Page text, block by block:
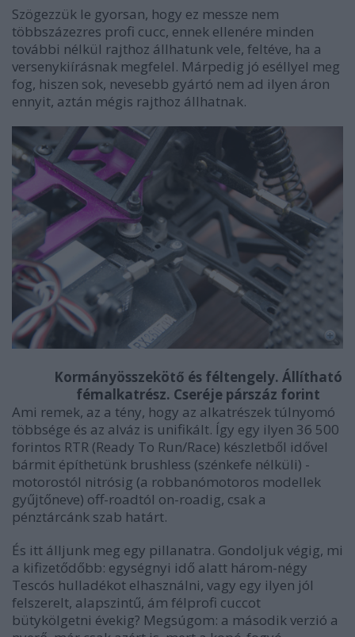
Szögezzük le gyorsan, hogy ez messze nem
többszázezres profi cucc, ennek ellenére minden
további nélkül rajthoz állhatunk vele, feltéve, ha a
versenykiírásnak megfelel. Márpedig jó eséllyel meg
fog, hiszen sok, nevesebb gyártó nem ad ilyen áron
ennyit, aztán mégis rajthoz állhatnak.
Kormányösszekötő és féltengely. Állítható
fémalkatrész. Cseréje párszáz forint
Ami remek, az a tény, hogy az alkatrészek túlnyomó
többsége és az alváz is unifikált. Így egy ilyen 36 500
forintos RTR (Ready To Run/Race) készletből idővel
bármit építhetünk brushless (szénkefe nélküli) -
motorostól nitrósig (a robbanómotoros modellek
gyűjtőneve) off-roadtól on-roadig, csak a
pénztárcánk szab határt.
És itt álljunk meg egy pillanatra. Gondoljuk végig, mi
a kifizetődőbb: egységnyi idő alatt három-négy
Tescós hulladékot elhasználni, vagy egy ilyen jól
felszerelt, alapszintű, ám félprofi cuccot
bütykölgetni évekig? Megsúgom: a második verzió a